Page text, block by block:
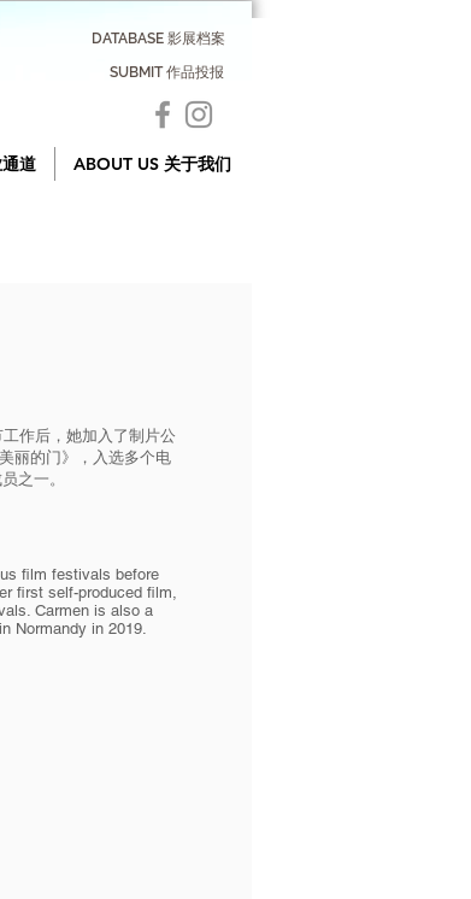
DATABASE 影展档案
SUBMIT 作品投报
道 ABOUT US 关于我们
作后，她加入了制片公
丽的门》，入选多个电
之一。
film festivals before
first self-produced film,
Carmen is also a
Normandy in 2019.